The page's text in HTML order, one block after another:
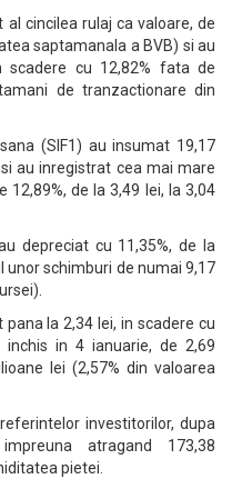
al cincilea rulaj ca valoare, de
saptamanala a BVB) si au
scadere cu 12,82% fata de
de tranzactionare din
(SIF1) au insumat 19,17
au inregistrat cea mai mare
12,89%, de la 3,49 lei, la 3,04
depreciat cu 11,35%, de la
unor schimburi de numai 9,17
la 2,34 lei, in scadere cu
in 4 ianuarie, de 2,69
lei (2,57% din valoarea
investitorilor, dupa
atragand 173,38
pietei.